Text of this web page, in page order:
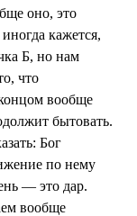
оно, это
кажется,
Б, но нам
что
вообще
бытовать.
Бог
по нему
— это дар.
вообще